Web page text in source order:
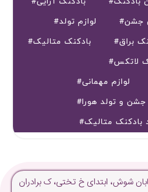
جشن
#لوازم تولد
براق
#بادکنک متالیک
لاتکس
#لوازم مهمانی
جشن و تولد هورا
بادکنک متالیک
۱۲(بازار)خیابان شوش، ابتدای خ تختی، ک برادران